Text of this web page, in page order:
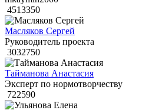
4513350
Масляков Сергей
Руководитель проекта
3032750
Тайманова Анастасия
Эксперт по нормотворчеству
722590